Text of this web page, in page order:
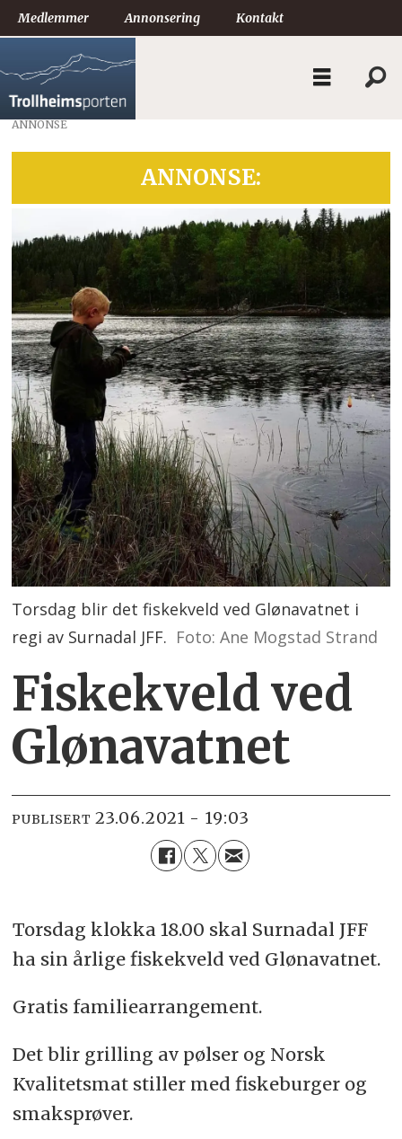
Medlemmer Annonsering Kontakt
ANNONSE
ANNONSE:
Torsdag blir det fiskekveld ved Glønavatnet i
regi av Surnadal JFF. Foto: Ane Mogstad Strand
Fiskekveld ved
Glønavatnet
PUBLISERT 23.06.2021 - 19:03
Torsdag klokka 18.00 skal Surnadal JFF
ha sin årlige fiskekveld ved Glønavatnet.
Gratis familiearrangement.
Det blir grilling av pølser og Norsk
Kvalitetsmat stiller med fiskeburger og
smaksprøver.